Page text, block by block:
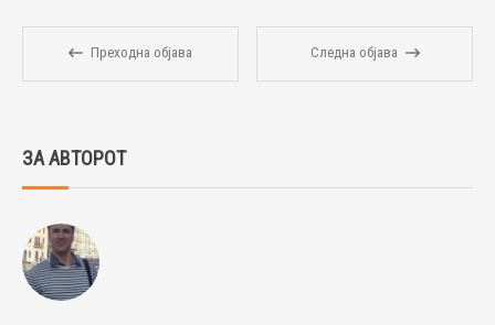
Преходна објава Следна објава
ЗА АВТОРОТ